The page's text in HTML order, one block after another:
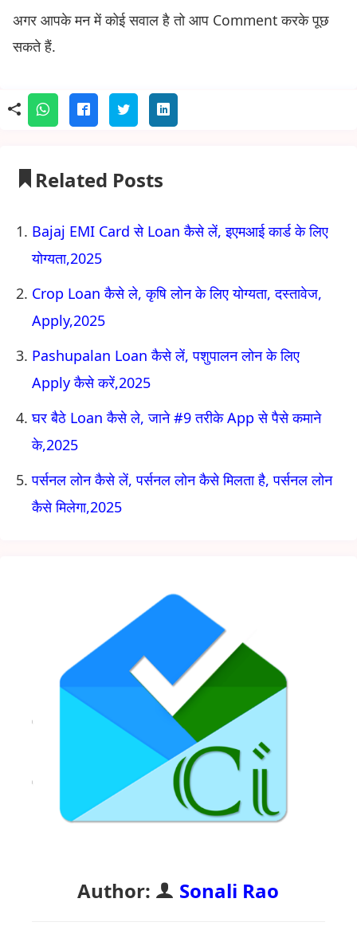
अगर आपके मन में कोई सवाल है तो आप Comment करके पूछ
सकते हैं.
Related Posts
Bajaj EMI Card से Loan कैसे लें, इएमआई कार्ड के लिए
योग्यता,2025
Crop Loan कैसे ले, कृषि लोन के लिए योग्यता, दस्तावेज,
Apply,2025
Pashupalan Loan कैसे लें, पशुपालन लोन के लिए
Apply कैसे करें,2025
घर बैठे Loan कैसे ले, जाने #9 तरीके App से पैसे कमाने
के,2025
पर्सनल लोन कैसे लें, पर्सनल लोन कैसे मिलता है, पर्सनल लोन
कैसे मिलेगा,2025
Author: Sonali Rao